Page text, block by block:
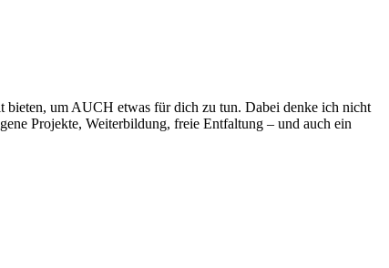
bieten, um AUCH etwas für dich zu tun. Dabei denke ich nicht
Projekte, Weiterbildung, freie Entfaltung – und auch ein